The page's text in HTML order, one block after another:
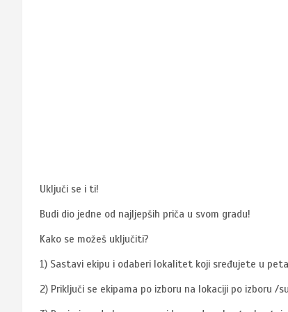
Uključi se i ti!
Budi dio jedne od najljepših priča u svom gradu!
Kako se možeš uključiti?
1) Sastavi ekipu i odaberi lokalitet koji sređujete u
2) Priključi se ekipama po izboru na lokaciji po izboru